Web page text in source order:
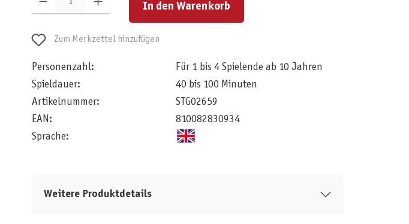
In den Warenkorb
Zum Merkzettel hinzufügen
Personenzahl:
Für 1 bis 4 Spielende ab 10 Jahren
Spieldauer:
40 bis 100 Minuten
Artikelnummer:
STG02659
EAN:
810082830934
Sprache:
Weitere Produktdetails